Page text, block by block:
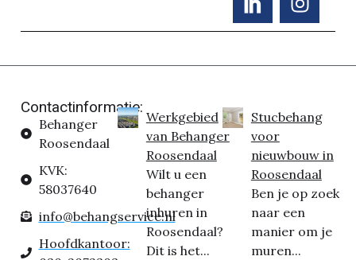
Contactinformatie:
Behanger
Roosendaal
KVK:
58037640
info@behangservice.nl
Hoofdkantoor:
Werkgebied
van Behanger
Roosendaal
Wilt u een
behanger
inhuren in
Roosendaal?
Dit is het...
Stucbehang
voor
nieuwbouw in
Roosendaal
Ben je op zoek
naar een
manier om je
muren...